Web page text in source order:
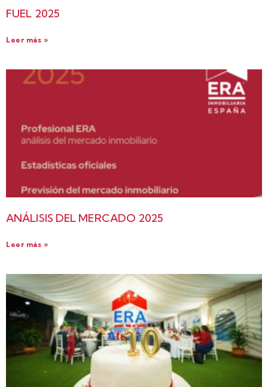
FUEL 2025
Leer más »
ANÁLISIS DEL MERCADO 2025
Leer más »